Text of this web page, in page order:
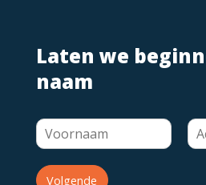
Laten we
naam
Volgende